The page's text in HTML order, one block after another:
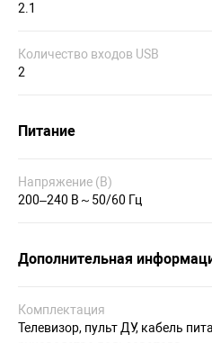
2.1
Количество входов USB
2
Питание
Напряжение (В)
200–240 В～50/60 Гц
Дополнительная
Комплектация
Телевизор, пульт ДУ, кабель